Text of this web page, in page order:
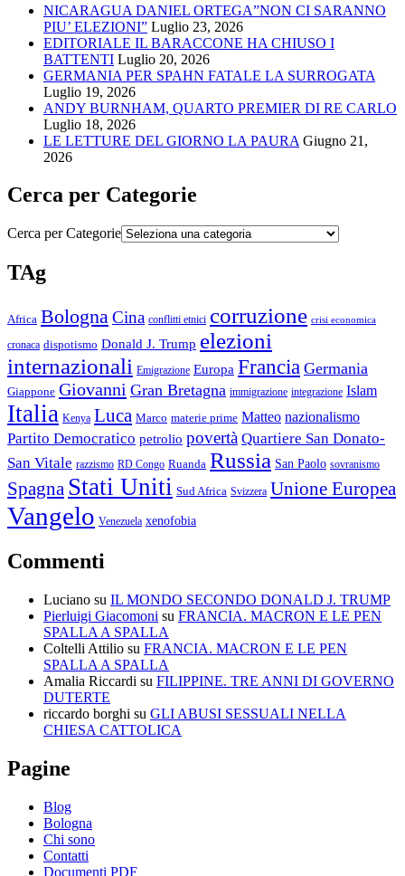
NICARAGUA DANIEL ORTEGA”NON CI SARANNO
PIU’ ELEZIONI” Luglio 23, 2026
EDITORIALE IL BARACCONE HA CHIUSO I
BATTENTI Luglio 20, 2026
GERMANIA PER SPAHN FATALE LA SURROGATA
Luglio 19, 2026
ANDY BURNHAM, QUARTO PREMIER DI RE CARLO
Luglio 18, 2026
LE LETTURE DEL GIORNO LA PAURA Giugno 21,
2026
Cerca per Categorie
Cerca per Categorie
TAg
Africa BolognaCina conflitti etnici corruzione crisi economica
cronaca dispotismo Donald J. Trump elezioni
internazionali Emigrazione Europa Francia Germania
Giappone Giovanni Gran Bretagna immigrazione integrazione Islam
Italia Kenya Luca Marco materie prime Matteo nazionalismo
Partito Democratico petrolio povertà Quartiere San Donato-
San Vitale razzismo RD Congo Ruanda Russia San Paolo sovranismo
Spagna Stati Uniti Sud Africa Svizzera Unione Europea
Vangelo Venezuela xenofobia
Commenti
Luciano su IL MONDO SECONDO DONALD J. TRUMP
Pierluigi Giacomoni su FRANCIA. MACRON E LE PEN
SPALLA A SPALLA
Coltelli Attilio su FRANCIA. MACRON E LE PEN
SPALLA A SPALLA
Amalia Riccardi su FILIPPINE. TRE ANNI DI GOVERNO
DUTERTE
riccardo borghi su GLI ABUSI SESSUALI NELLA
CHIESA CATTOLICA
Pagine
Blog
Bologna
Chi sono
Contatti
Documenti PDF